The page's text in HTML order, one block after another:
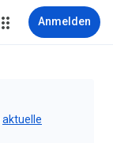
Anmelden
aktuelle